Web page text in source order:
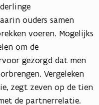
ouders samen
voeren. Mogelijks
om de
gezorgd dat men
Vergeleken
zegt zeven op de tien
de partnerrelatie.